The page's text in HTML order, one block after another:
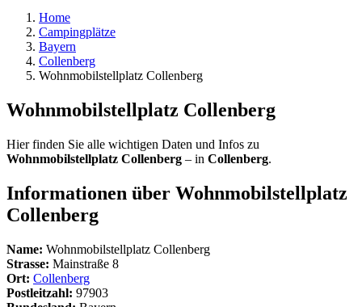
Home
Campingplätze
Bayern
Collenberg
Wohnmobilstellplatz Collenberg
Wohnmobilstellplatz Collenberg
Hier finden Sie alle wichtigen Daten und Infos zu
Wohnmobilstellplatz Collenberg – in Collenberg.
Informationen über Wohnmobilstellplatz
Collenberg
Name: Wohnmobilstellplatz Collenberg
Strasse: Mainstraße 8
Ort: Collenberg
Postleitzahl: 97903